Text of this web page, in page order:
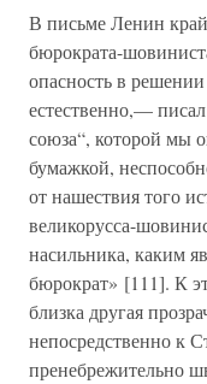
В письме Ленин
бюрократа-
опасность в
естественно,—
союза“, которой мы
бумажкой,
от нашествия того
великорусса-
насильника, каким
бюрократ» [111]. К
близка другая
непосредственно к
пренебрежительно